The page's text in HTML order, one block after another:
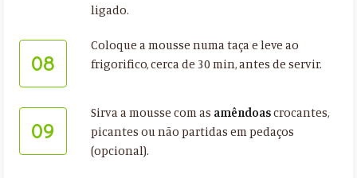
ligado.
08
Coloque a mousse numa taça e leve ao
frigorifico, cerca de 30 min, antes de servir.
09
Sirva a mousse com as amêndoascrocantes,
picantes ou não partidas em pedaços
(opcional).